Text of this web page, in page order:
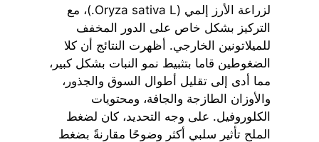
لزراعة الأرز إلمي (Oryza sativa L.)، مع
التركيز بشكل خاص على الدور المخفف
للميلاتونين الخارجي. أظهرت النتائج أن كلا
الضغوطين قاما بتثبيط نمو النبات بشكل كبير،
مما أدى إلى تقليل أطوال السوق والجذور،
والأوزان الطازجة والجافة، ومحتويات
الكلوروفيل. على وجه التحديد، كان لضغط
الملح تأثير سلبي أكثر وضوحًا مقارنةً بضغط